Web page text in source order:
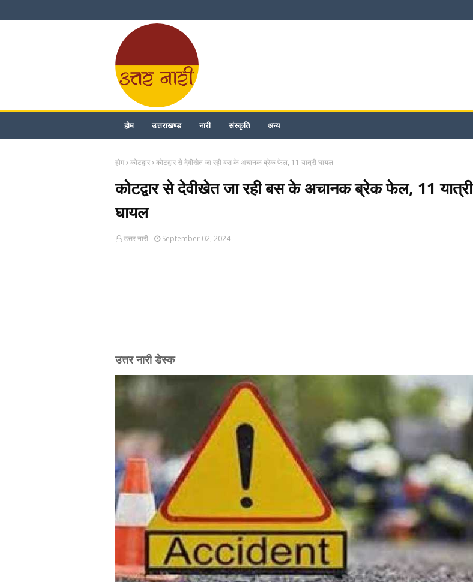
होम उत्तराखण्ड नारी संस्कृति अन्य
होम कोटद्वार कोटद्वार से देवीखेत जा रही बस के अचानक ब्रेक फेल, 11 यात्री घायल
कोटद्वार से देवीखेत जा रही बस के अचानक ब्रेक फेल, 11 यात्री
घायल
उत्तर नारी September 02, 2024
उत्तर नारी डेस्क